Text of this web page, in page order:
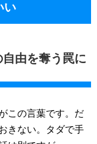
い
由を奪う罠に
この言葉です。だ
きない。タダで手